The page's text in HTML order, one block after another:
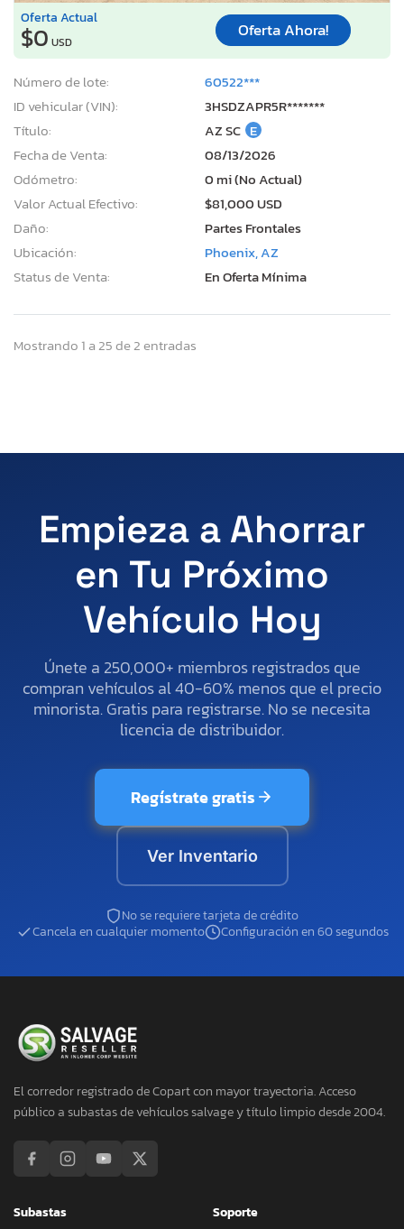
Oferta Actual
$0 USD
Oferta Ahora!
Número de lote:
60522***
ID vehicular (VIN):
3HSDZAPR5R*******
Título:
AZ SC E
Fecha de Venta:
08/13/2026
Odómetro:
0 mi (No Actual)
Valor Actual Efectivo:
$81,000 USD
Daño:
Partes Frontales
Ubicación:
Phoenix, AZ
Status de Venta:
En Oferta Mínima
Mostrando 1 a 25 de 2 entradas
Empieza a Ahorrar
en Tu Próximo
Vehículo Hoy
Únete a 250,000+ miembros registrados que
compran vehículos al 40-60% menos que el precio
minorista. Gratis para registrarse. No se necesita
licencia de distribuidor.
Regístrate gratis
Ver Inventario
No se requiere tarjeta de crédito
Cancela en cualquier momento
Configuración en 60 segundos
El corredor registrado de Copart con mayor trayectoria. Acceso
público a subastas de vehículos salvage y título limpio desde 2004.
Subastas
Soporte